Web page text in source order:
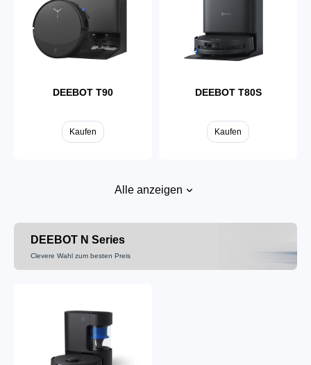
Kaufen Kaufen
DEEBOT T90
Kaufen
DEEBOT T80S
Kaufen
Kaufen
Alle anzeigen
DEEBOT N Series
Clevere Wahl zum besten Preis